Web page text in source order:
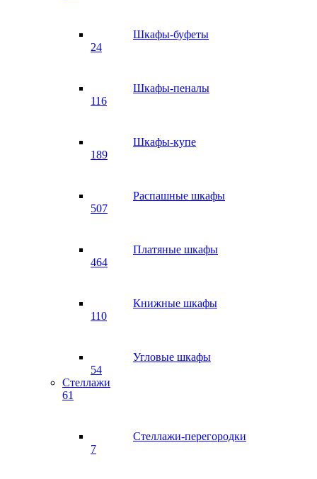
Шкафы-буфеты
24
Шкафы-пеналы
116
Шкафы-купе
189
Распашные шкафы
507
Платяные шкафы
464
Книжные шкафы
110
Угловые шкафы
54
Стеллажи
61
Стеллажи-перегородки
7